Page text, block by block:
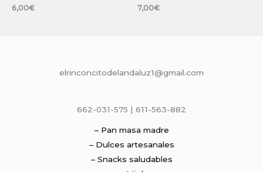
6,00€ 7,00€
elrinconcitodelandaluz1@gmail.com
662-031-575 | 611-563-882
– Pan masa madre
– Dulces artesanales
– Snacks saludables